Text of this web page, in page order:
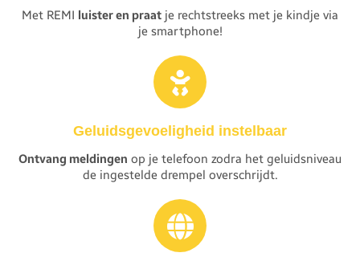
Met REMI luister en praat je rechtstreeks met je kindje via
je smartphone!
Geluidsgevoeligheid instelbaar
Ontvang meldingen op je telefoon zodra het geluidsniveau
de ingestelde drempel overschrijdt.